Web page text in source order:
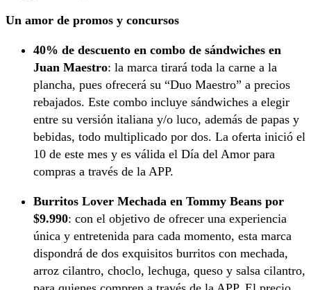
Un amor de promos y concursos
40% de descuento en combo de sándwiches en
Juan Maestro: la marca tirará toda la carne a la
plancha, pues ofrecerá su “Duo Maestro” a precios
rebajados. Este combo incluye sándwiches a elegir
entre su versión italiana y/o luco, además de papas y
bebidas, todo multiplicado por dos. La oferta inició el
10 de este mes y es válida el Día del Amor para
compras a través de la APP.
Burritos Lover Mechada en Tommy Beans por
$9.990: con el objetivo de ofrecer una experiencia
única y entretenida para cada momento, esta marca
dispondrá de dos exquisitos burritos con mechada,
arroz cilantro, choclo, lechuga, queso y salsa cilantro,